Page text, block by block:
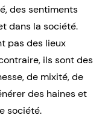
des sentiments
dans la société.
pas des lieux
ils sont des
de mixité, de
des haines et
société.